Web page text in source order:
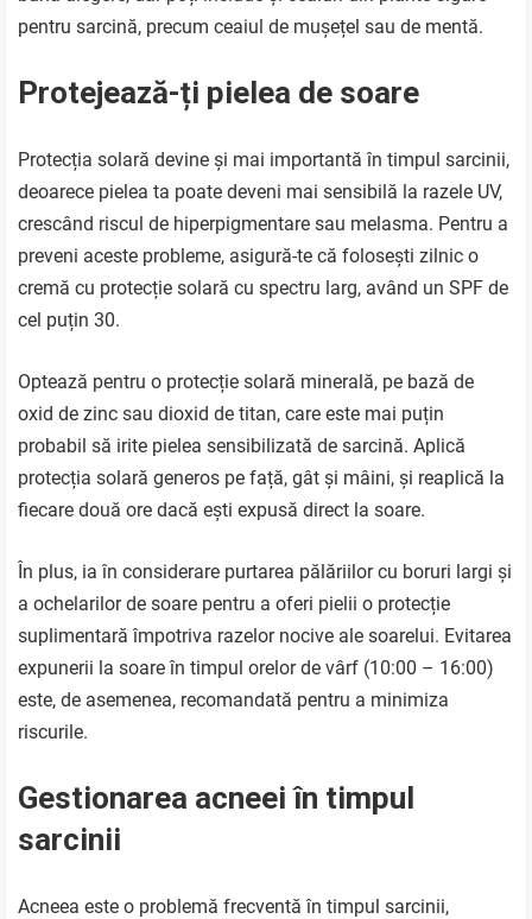
pentru sarcină, precum ceaiul de mușețel sau de mentă.
Protejează-ți pielea de soare
Protecția solară devine și mai importantă în timpul sarcinii,
deoarece pielea ta poate deveni mai sensibilă la razele UV,
crescând riscul de hiperpigmentare sau melasma. Pentru a
preveni aceste probleme, asigură-te că folosești zilnic o
cremă cu protecție solară cu spectru larg, având un SPF de
cel puțin 30.
Optează pentru o protecție solară minerală, pe bază de
oxid de zinc sau dioxid de titan, care este mai puțin
probabil să irite pielea sensibilizată de sarcină. Aplică
protecția solară generos pe față, gât și mâini, și reaplică la
fiecare două ore dacă ești expusă direct la soare.
În plus, ia în considerare purtarea pălăriilor cu boruri largi și
a ochelarilor de soare pentru a oferi pielii o protecție
suplimentară împotriva razelor nocive ale soarelui. Evitarea
expunerii la soare în timpul orelor de vârf (10:00 – 16:00)
este, de asemenea, recomandată pentru a minimiza
riscurile.
Gestionarea acneei în timpul
sarcinii
Acneea este o problemă frecventă în timpul sarcinii,